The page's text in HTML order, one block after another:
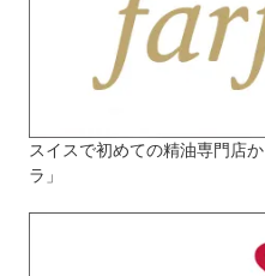
スイスで初めての精油専門店
ラ」